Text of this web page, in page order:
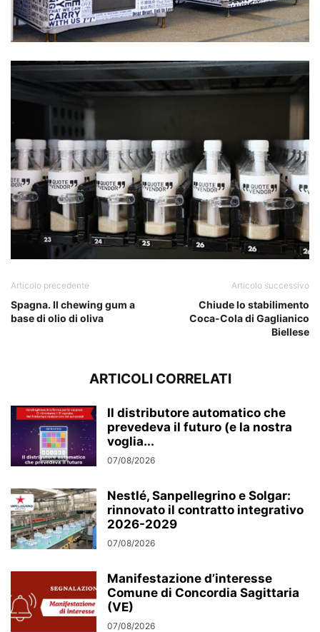
Articolo precedente
Spagna. Il chewing gum a
base di olio di oliva
Articolo successivo
Chiude lo stabilimento
Coca-Cola di Gaglianico
Biellese
ARTICOLI CORRELATI
Il distributore automatico che
prevedeva il futuro (e la nostra
voglia...
07/08/2026
Nestlé, Sanpellegrino e Solgar:
rinnovato il contratto integrativo
2026-2029
07/08/2026
Manifestazione d’interesse
Comune di Concordia Sagittaria
(VE)
07/08/2026